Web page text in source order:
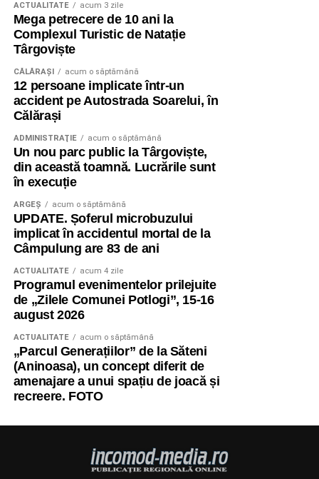
ACTUALITATE acum 3 zile
Mega petrecere de 10 ani la
Complexul Turistic de Natație
Târgoviște
CĂLĂRAŞI acum o săptămână
12 persoane implicate într-un
accident pe Autostrada Soarelui, în
Călărași
ADMINISTRAŢIE acum o săptămână
Un nou parc public la Târgoviște,
din această toamnă. Lucrările sunt
în execuție
ARGEȘ acum o săptămână
UPDATE. Șoferul microbuzului
implicat în accidentul mortal de la
Câmpulung are 83 de ani
ACTUALITATE acum 4 zile
Programul evenimentelor prilejuite
de „Zilele Comunei Potlogi”, 15-16
august 2026
ACTUALITATE acum o săptămână
„Parcul Generațiilor” de la Săteni
(Aninoasa), un concept diferit de
amenajare a unui spațiu de joacă și
recreere. FOTO